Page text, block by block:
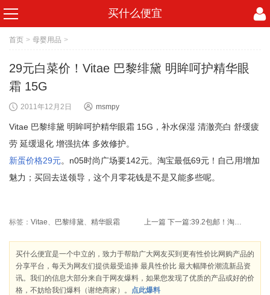
买什么便宜
首页 > 母婴用品 >
29元白菜价！Vitae 巴黎绯黛 明眸呵护精华眼
霜 15G
2011年12月2日 msmpy
Vitae 巴黎绯黛 明眸呵护精华眼霜 15G，补水保湿 清澈亮白 舒缓疲
劳 延缓退化 增强抗体 多效修护。
新蛋价格29元。n05时尚广场要142元。淘宝最低69元！自己用增加
魅力；买回去送领导，这个月零花钱是不是又能多些呢。
标签： Vitae、 巴黎绯黛、 精华眼霜 上一篇 下一篇: 39.2包邮！淘宝vip特供 百纳海正品男士手表 个性男款手表 真皮皮带表
买什么便宜是一个中立的，致力于帮助广大网友买到更有性价比网购产品的
分享平台，每天为网友们提供最受追捧 最具性价比 最大幅降价潮流新品资
讯。我们的信息大部分来自于网友爆料，如果您发现了优质的产品或好的价
格，不妨给我们爆料（谢绝商家）。 点此爆料